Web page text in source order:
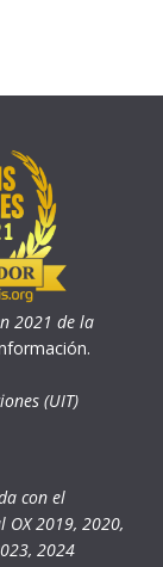
2021 de la
(UIT)
con el
2019, 2020,
2024